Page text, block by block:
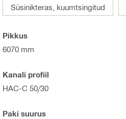
Süsinikteras, kuumtsingitud
Pikkus
6070 mm
Kanali profiil
HAC-C 50/30
Paki suurus